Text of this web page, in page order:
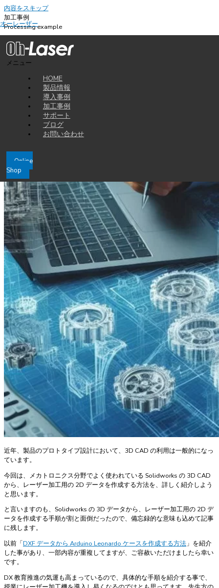
内容をスキップ
オーレーザー
メニュー
HOME
製品情報
導入事例
加工事例
サポート
ブログ
お問い合わせ
Online
Shop
加工事例
Processing example
2025-05-15
Solidworks の3Dデータからレーザー加工用の2Dデータを作成
みなさまご無沙汰しております、お久しぶりの投稿です。そろそろ更新し
なくては、といつも思っていたのですが、あっという間に月日が経ってお
近年、製品のプロトタイプ設計において、3D CAD の利用は一般的になっ
ています。
今回は、メカトロニクス分野でよく使われている Solidworks の 3D CAD
から、レーザー加工用の 2D データを作成する方法を、詳しく紹介しよう
と思います。
と言いますのも、Solidworks の 3D データから、レーザー加工用の 2D デ
ータを作成する手順が割と面倒だったので、備忘録的な意味も込めて記事
に残します。
以前「DXF データから Arduino Leonardo ケースを作成する方法」を紹介
した事があり、一部内容が重複してますが、ご容赦いただけましたら幸い
です。
DX 教育推進の気運も高まっているので、具体的な手順を紹介する事で、